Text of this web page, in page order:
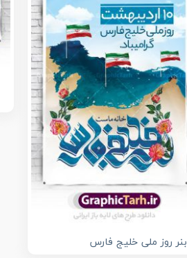
بنر روز ملی خلیج فارس